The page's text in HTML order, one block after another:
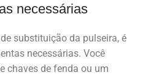
necessárias
substituição da pulseira, é
necessárias. Você
chaves de fenda ou um